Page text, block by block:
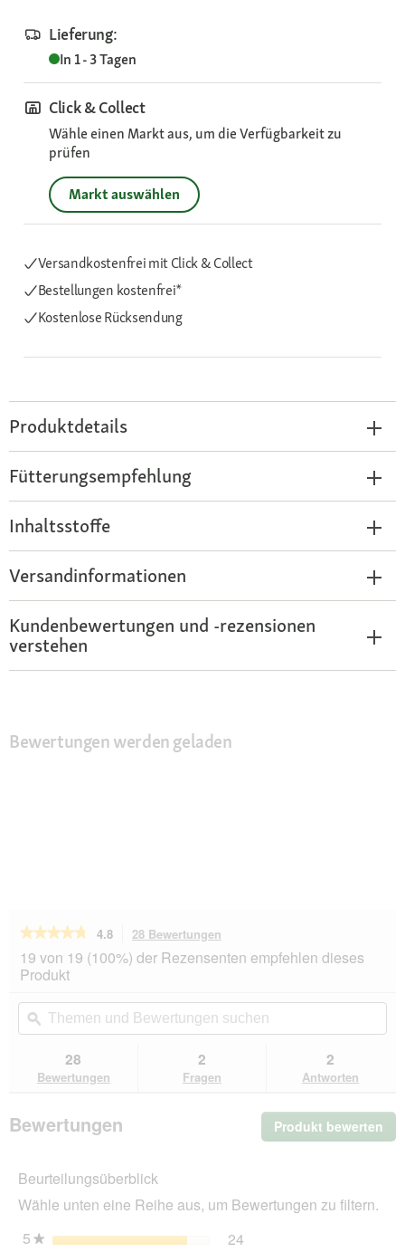
Lieferung:
In 1 - 3 Tagen
Click & Collect
Wähle einen Markt aus, um die Verfügbarkeit zu
prüfen
Markt auswählen
Versandkostenfrei mit Click & Collect
Bestellungen kostenfrei*
Kostenlose Rücksendung
Produktdetails
Fütterungsempfehlung
Inhaltsstoffe
Versandinformationen
Kundenbewertungen und -rezensionen
verstehen
Bewertungen werden geladen
★★★★★
★★★★★
von
5
lesen
für
CANIN
Rottweiler
kg
4.8 28 Bewertungen
dieser
Aktion
du
zu
den
19 von 19 (100%) der Rezensenten empfehlen dieses
Produkt
Themen
und
Bewertungen
ϙ
28
Bewertungen
2
Fragen
2
Antworten
Bewertungen Produkt bewerten
Mit
Beurteilungsüberblick
Wähle unten eine Reihe aus, um Bewertungen zu filtern.
5★ Sterne 24